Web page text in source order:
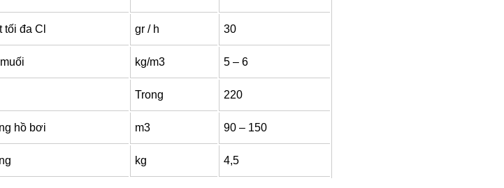
tối đa Cl gr / h 30
kg/m3 5 – 6
Trong 220
hồ bơi m3 90 – 150
kg 4,5